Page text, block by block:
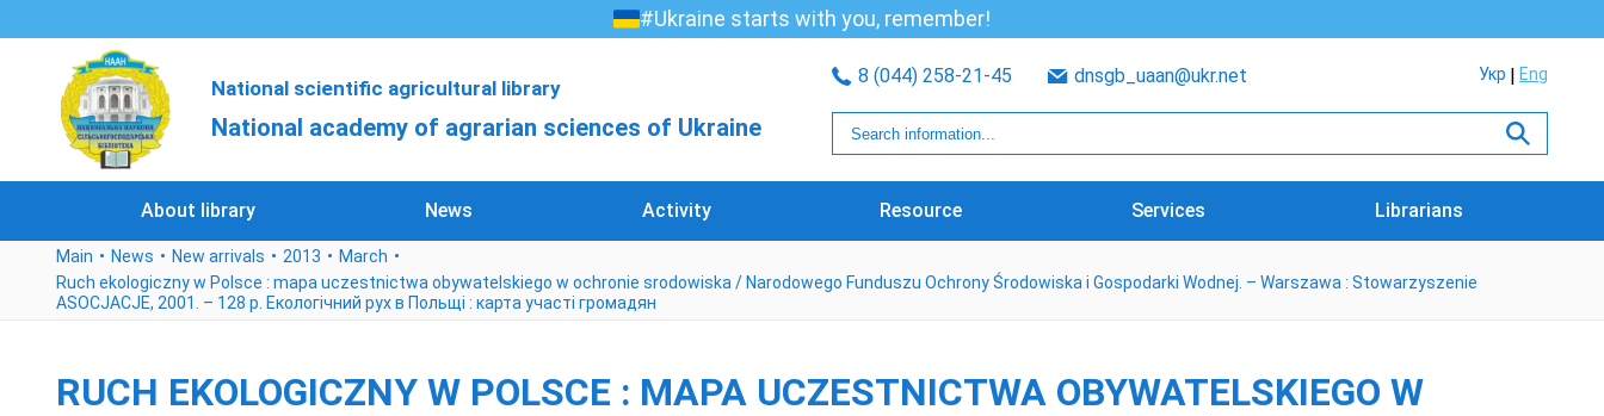
#Ukraine starts with you, remember!
National scientific agricultural library
National academy of agrarian sciences of Ukraine
8 (044) 258-21-45 dnsgb_uaan@ukr.net Укр Eng
About library News Activity Resource Services Librarians
Main News New arrivals 2013
March
Ruch ekologiczny w Polsce : mapa uczestnictwa obywatelskiego w ochronie srodowiska / Narodowego Funduszu Ochrony Środowiska i Gospodarki Wodnej. – Warszawa : Stowarzyszenie
ASOCJACJE, 2001. – 128 p. Екологічний рух в Польщі : карта участі громадян
RUCH EKOLOGICZNY W POLSCE : MAPA UCZESTNICTWA OBYWATELSKIEGO W